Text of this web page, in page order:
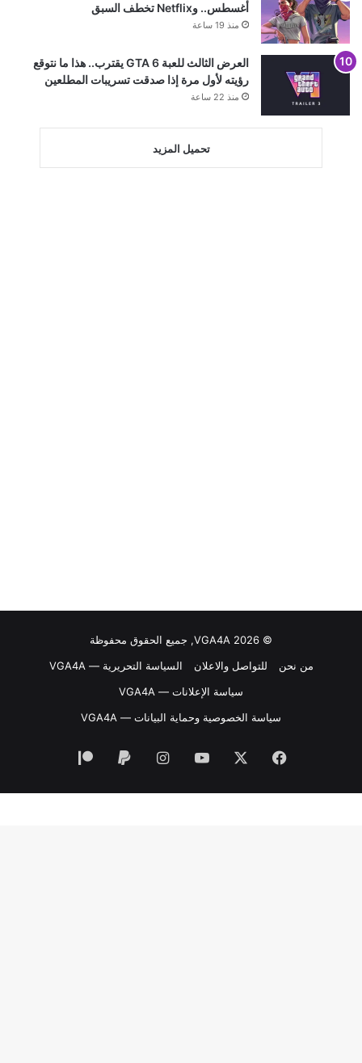
أغسطس.. وNetflix تخطف السبق
منذ 19 ساعة
العرض الثالث للعبة GTA 6 يقترب.. هذا ما نتوقع
رؤيته لأول مرة إذا صدقت تسريبات المطلعين
منذ 22 ساعة
تحميل المزيد
© VGA4A 2026, جميع الحقوق محفوظة
من نحن
للتواصل والاعلان
السياسة التحريرية — VGA4A
سياسة الإعلانات — VGA4A
سياسة الخصوصية وحماية البيانات — VGA4A
فيسبوك ‫YouTubeانستقرام
‏Paypal
‫Patreon